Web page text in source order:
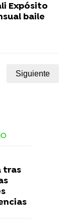
Expósito
baile
Siguiente
tras